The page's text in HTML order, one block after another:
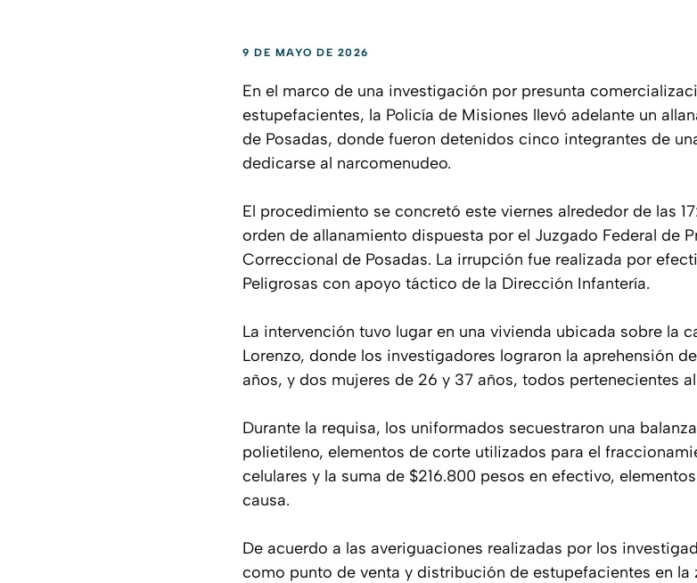
9 DE MAYO DE 2026
En el marco de una investigación por presunta
estupefacientes, la Policía de Misiones llevó adelante un
de Posadas, donde fueron detenidos cinco integrantes de
dedicarse al narcomenudeo.
El procedimiento se concretó este viernes alrededor de las
orden de allanamiento dispuesta por el Juzgado Federal de
Correccional de Posadas. La irrupción fue realizada por
Peligrosas con apoyo táctico de la Dirección Infantería.
La intervención tuvo lugar en una vivienda ubicada sobre la
Lorenzo, donde los investigadores lograron la aprehensión
años, y dos mujeres de 26 y 37 años, todos pertenecientes
Durante la requisa, los uniformados secuestraron una
polietileno, elementos de corte utilizados para el
celulares y la suma de $216.800 pesos en efectivo,
causa.
De acuerdo a las averiguaciones realizadas por los
como punto de venta y distribución de estupefacientes en la